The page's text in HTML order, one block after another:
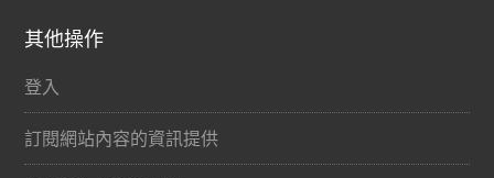
其他操作
登入
訂閱網站內容的資訊提供